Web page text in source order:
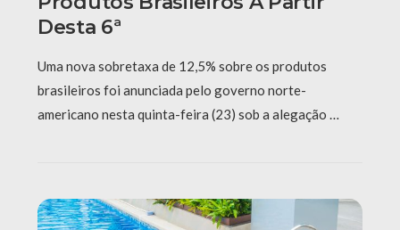
Desta 6ª
Uma nova sobretaxa de 12,5% sobre os produtos
brasileiros foi anunciada pelo governo norte-
americano nesta quinta-feira (23) sob a alegação …